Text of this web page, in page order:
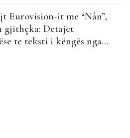
Eurovision-it me “Nân”,
gjithçka: Detajet
te teksti i këngës nga